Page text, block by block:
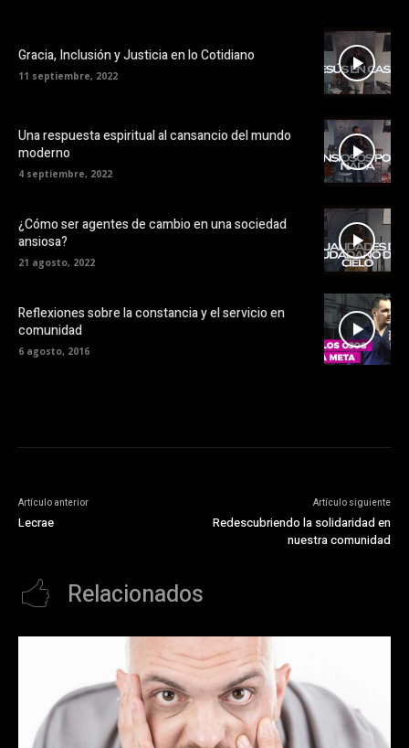
Gracia, Inclusión y Justicia en lo Cotidiano
11 septiembre, 2022
Una respuesta espiritual al cansancio del mundo
moderno
4 septiembre, 2022
¿Cómo ser agentes de cambio en una sociedad
ansiosa?
21 agosto, 2022
Reflexiones sobre la constancia y el servicio en
comunidad
6 agosto, 2016
Artículo anterior
Lecrae
Artículo siguiente
Redescubriendo la solidaridad en
nuestra comunidad
Relacionados